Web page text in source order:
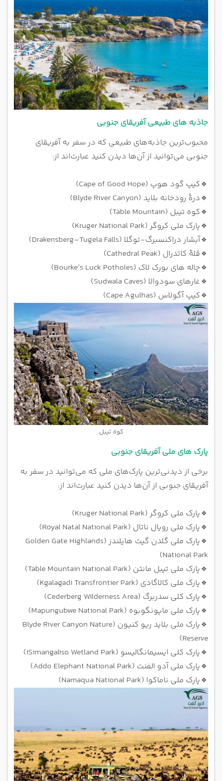
جاذبه های طبیعی آفریقای جنوبی
محبوب‌ترین جاذبه‌های طبیعی که در سفر به آفریقای
جنوبی می‌توانید از آن‌ها دیدن کنید عبارت‌اند از:
🔹کیپ گود هوپ (Cape of Good Hope)
🔹درهٔ رودخانه بلاید (Blyde River Canyon)
🔹کوه تیبل (Table Mountain)
🔹پارک ملی کروگر (Kruger National Park)
🔹آبشار دراکنسبرگ-توگلا (Drakensberg–Tugela Falls)
🔹قلهٔ کاتدرال (Cathedral Peak)
🔹چاله ‌های بورک لاک (Bourke’s Luck Potholes)
🔹غارهای سودوالا (Sudwala Caves)
🔹کیپ آگولاس (Cape Agulhas)
کوه تیبل
پارک های ملی آفریقای جنوبی
برخی از دیدنی‌ترین پارک‌های ملی که می‌توانید در سفر به
آفریقای جنوبی از آن‌ها دیدن کنید عبارت‌اند از:
🔹پارک ملی کروگر (Kruger National Park)
🔹پارک ملی رویال ناتال (Royal Natal National Park)
🔹
پارک ملی گلدن گیت هایلندز (Golden Gate Highlands
National Park)
🔹پارک ملی تیبل مانتن (Table Mountain National Park)
🔹پارک ملی کالاگادی (Kgalagadi Transfrontier Park)
🔹پارک کلی سدربرگ (Cederberg Wilderness Area)
🔹پارک ملی ماپونگوبوه (Mapungubwe National Park)
🔹
پارک ملی بلاید ریو کنیون (Blyde River Canyon Nature
Reserve)
🔹پارک کلی ایسیمانگالیسو (iSimangaliso Wetland Park)
🔹پارک ملی آدو الفنت (Addo Elephant National Park)
🔹پارک ملی ناماکوا (Namaqua National Park)